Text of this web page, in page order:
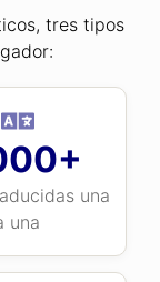
tres tipos
una
una